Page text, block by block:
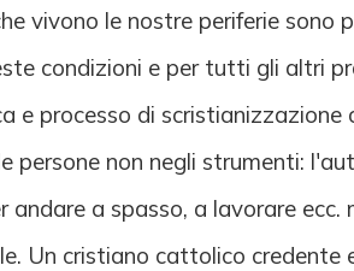
vivono le nostre periferie
condizioni e per tutti gli altri
e processo di
persone non negli strumenti:
a spasso, a lavorare
Un cristiano cattolico